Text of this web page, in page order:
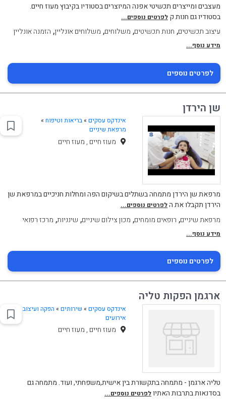
מעצבים ומייצרים תכשיטי אפנה המיוצרים בסטודיו בקיבוץ מעוז חיים.
בסטודיו גם חנות ק לפרטים נוספים...
עיצוב תכשיטים, חנות תכשיטים, משלוחים, משלוחים אונליין, הזמנה אונליין
מידע נוסף...
לפרטים נוספים
שן הירדן
אינדקס עסקים »בריאות וטיפוח»
מרפאת שיניים
מעוז חיים , מעוז חיים
מרפאת שן הירדן מתמחה בשתלים בשיקום הפה ומחלות חניכיים במרפאת שן
הירדן תקבלו את הלפרטים נוספים...
מרפאת שיניים, רופאים מומחים, מכון צילום שיניים, שינניות, מרכז רפואי
מידע נוסף...
לפרטים נוספים
ארגמן הפקות טליה
אינדקס עסקים » שירותים» הפקה ועיצוב
אירועים
מעוז חיים , מעוז חיים
טליה ארגמן - מתמחה בתקשורת בין אישית,משפחתי, ועוד. מתמחה גם
בסדנאות בתרבות האתיולפרטים נוספים...